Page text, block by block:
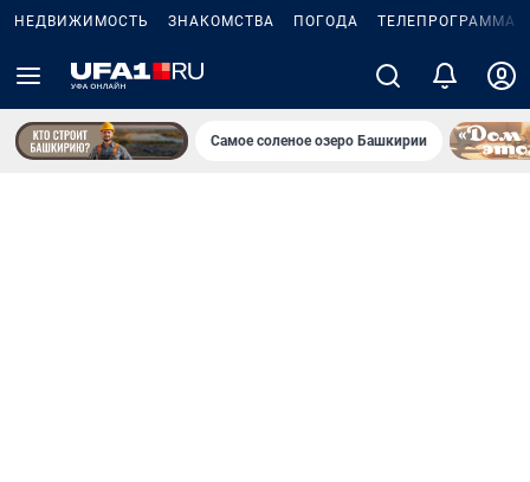
НЕДВИЖИМОСТЬ ЗНАКОМСТВА ПОГОДА ТЕЛЕПРОГРАММА
Самое соленое озеро Башкирии